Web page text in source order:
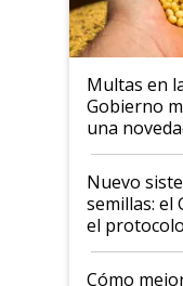
Multas en
Gobierno
una
Nuevo
semillas: el
el
propiedad
Cómo